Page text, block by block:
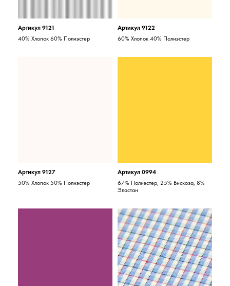
Артикул 9121
40% Хлопок 60% Полиэстер
Артикул 9122
60% Хлопок 40% Полиэстер
Артикул 9127
50% Хлопок 50% Полиэстер
Артикул 0994
67% Полиэстер, 25% Вискоза, 8%
Эластан